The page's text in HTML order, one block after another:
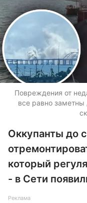
Повреждения от
все равно
Оккупанты до
который
- в Сети
Реклама